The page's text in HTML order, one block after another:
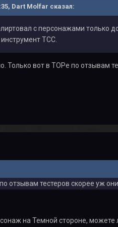
Dart Molfar сказал:
с персонажами только
ТСС.
Только вот в ТОРе по отзывам
отзывам тестеров скорее уж
на Темной стороне,